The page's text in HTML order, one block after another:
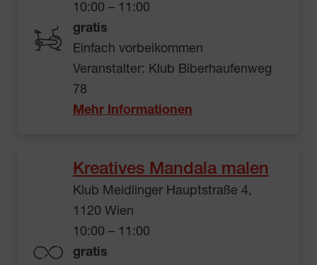
10:00 – 11:00
gratis
Einfach vorbeikommen
Veranstalter: Klub Biberhaufenweg
78
Mehr Informationen
Kreatives Mandala malen
Klub Meidlinger Hauptstraße 4,
1120 Wien
10:00 – 11:00
gratis